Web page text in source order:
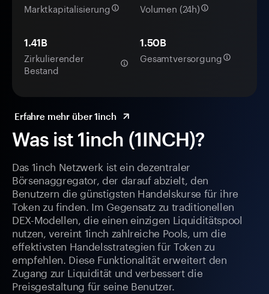
Was ist 1inch (1INCH)?
Das 1inch Netzwerk ist ein dezentraler
Börsenaggregator, der darauf abzielt, den
Benutzern die günstigsten Handelskurse für ihre
Token zu finden. Im Gegensatz zu traditionellen
DEX-Modellen, die einen einzigen Liquiditätspool
nutzen, vereint 1inch zahlreiche Pools, um die
effektivsten Handelsstrategien für Token zu
empfehlen. Diese Funktionalität erweitert den
Zugang zur Liquidität und verbessert die
Preisgestaltung für seine Benutzer.
Marktkapitalisierung Volumen (24h)
1.41B
Zirkulierender
Bestand
1.50B
Gesamtversorgung
Erfahre mehr über 1inch